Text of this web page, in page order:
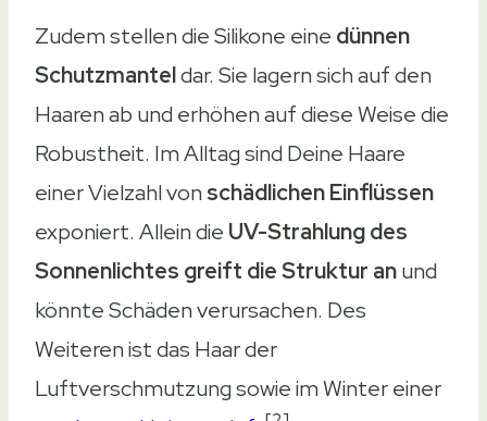
Ja
Ja
Ohne Mikroplastik
Ohne Mikroplastik
Ja
Ja
Ja
n/a
Ja
AmazonEbay
Zudem stellen die Silikone eine dünnen
Schutzmanteldar. Sie lagern sich auf den
Haaren ab und erhöhen auf diese Weise die
Robustheit. Im Alltag sind Deine Haare
einer Vielzahl vonschädlichen Einflüssen
exponiert. Allein die UV-Strahlung des
Sonnenlichtes greift die Struktur anund
könnte Schäden verursachen. Des
Weiteren ist das Haar der
Luftverschmutzung sowie im Winter einer